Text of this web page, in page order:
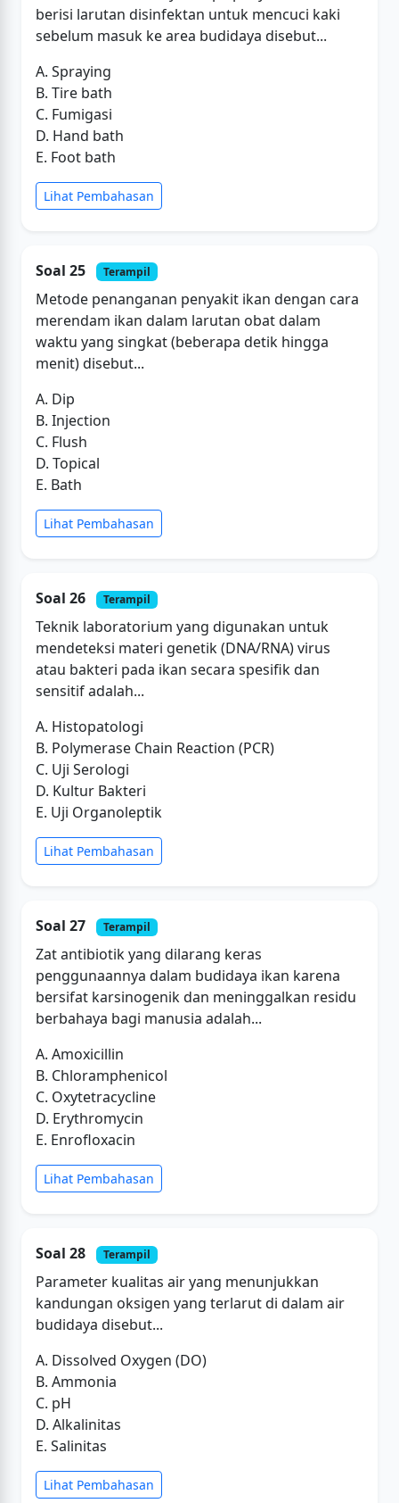
berisi larutan disinfektan untuk mencuci kaki
sebelum masuk ke area budidaya disebut...
A. Spraying
B. Tire bath
C. Fumigasi
D. Hand bath
E. Foot bath
Lihat Pembahasan
Soal 25 Terampil
Metode penanganan penyakit ikan dengan cara
merendam ikan dalam larutan obat dalam
waktu yang singkat (beberapa detik hingga
menit) disebut...
A. Dip
B. Injection
C. Flush
D. Topical
E. Bath
Lihat Pembahasan
Soal 26 Terampil
Teknik laboratorium yang digunakan untuk
mendeteksi materi genetik (DNA/RNA) virus
atau bakteri pada ikan secara spesifik dan
sensitif adalah...
A. Histopatologi
B. Polymerase Chain Reaction (PCR)
C. Uji Serologi
D. Kultur Bakteri
E. Uji Organoleptik
Lihat Pembahasan
Soal 27 Terampil
Zat antibiotik yang dilarang keras
penggunaannya dalam budidaya ikan karena
bersifat karsinogenik dan meninggalkan residu
berbahaya bagi manusia adalah...
A. Amoxicillin
B. Chloramphenicol
C. Oxytetracycline
D. Erythromycin
E. Enrofloxacin
Lihat Pembahasan
Soal 28 Terampil
Parameter kualitas air yang menunjukkan
kandungan oksigen yang terlarut di dalam air
budidaya disebut...
A. Dissolved Oxygen (DO)
B. Ammonia
C. pH
D. Alkalinitas
E. Salinitas
Lihat Pembahasan